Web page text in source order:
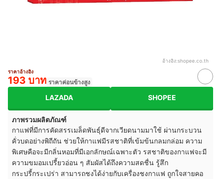
อ้างอิง:shopee.co.th
ราคาอ้างอิง
193 บาท ราคาค่อนข้างสูง
LAZADA SHOPEE
ภาพรวมผลิตภัณฑ์
กาแฟที่มีการคัดสรรเมล็ดพันธุ์ดีจากเวียดนามมาใช้ ผ่านกระบวน
คั่วบดอย่างพิถีถัน ช่วยให้กาแฟมีรสชาติที่เข้มข้นกลมกล่อม ความ
พิเศษคือจะมีกลิ่นหอมที่มีเอกลักษณ์เฉพาะตัว รสชาติของกาแฟจะมี
ความขมอมเปรี้ยวอ่อน ๆ สัมผัสได้ถึงความสดชื่น รู้สึก
กระปรี้กระเปร่า สามารถชงได้ง่ายกับเครื่องชงกาแฟ ถูกใจสายคอ